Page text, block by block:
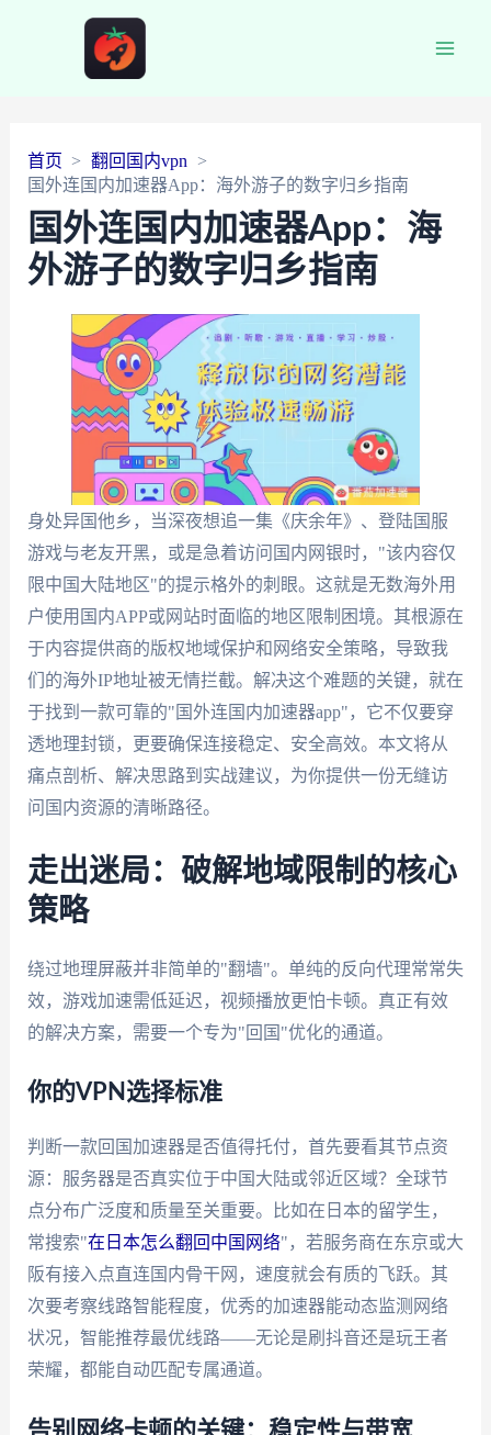
首页
翻回国内vpn
国外连国内加速器App：海外游子的数字归乡指南
国外连国内加速器App：海
外游子的数字归乡指南
身处异国他乡，当深夜想追一集《庆余年》、登陆国服
游戏与老友开黑，或是急着访问国内网银时，"该内容仅
限中国大陆地区"的提示格外的刺眼。这就是无数海外用
户使用国内APP或网站时面临的地区限制困境。其根源在
于内容提供商的版权地域保护和网络安全策略，导致我
们的海外IP地址被无情拦截。解决这个难题的关键，就在
于找到一款可靠的"国外连国内加速器app"，它不仅要穿
透地理封锁，更要确保连接稳定、安全高效。本文将从
痛点剖析、解决思路到实战建议，为你提供一份无缝访
问国内资源的清晰路径。
走出迷局：破解地域限制的核心
策略
绕过地理屏蔽并非简单的"翻墙"。单纯的反向代理常常失
效，游戏加速需低延迟，视频播放更怕卡顿。真正有效
的解决方案，需要一个专为"回国"优化的通道。
你的VPN选择标准
判断一款回国加速器是否值得托付，首先要看其节点资
源：服务器是否真实位于中国大陆或邻近区域？全球节
点分布广泛度和质量至关重要。比如在日本的留学生，
常搜索"在日本怎么翻回中国网络"，若服务商在东京或大
阪有接入点直连国内骨干网，速度就会有质的飞跃。其
次要考察线路智能程度，优秀的加速器能动态监测网络
状况，智能推荐最优线路——无论是刷抖音还是玩王者
荣耀，都能自动匹配专属通道。